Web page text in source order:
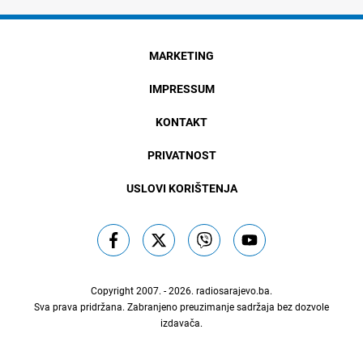
MARKETING
IMPRESSUM
KONTAKT
PRIVATNOST
USLOVI KORIŠTENJA
Copyright 2007. - 2026. radiosarajevo.ba.
Sva prava pridržana. Zabranjeno preuzimanje sadržaja bez dozvole
izdavača.